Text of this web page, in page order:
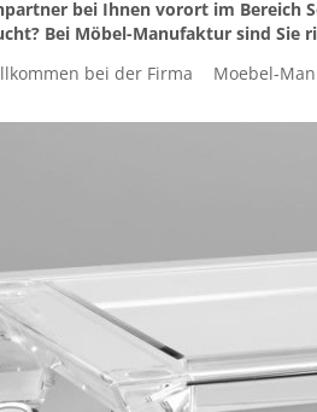
bei Ihnen vorort im Bereich
Bei Möbel-Manufaktur sind Sie
bei der Firma
Moebel-